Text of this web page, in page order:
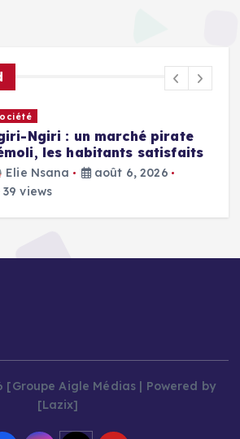
Ngiri : un marché pirate
les habitants satisfaits
Elie Nsana
août 6, 2026
39 views
[Groupe Aigle Médias | Powered by
[Lazix]